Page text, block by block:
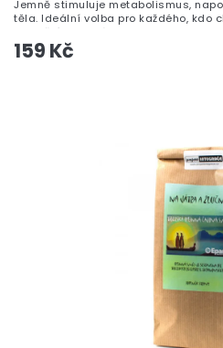
159 Kč
Jemně stimuluje metabolismus,
těla. Ideální volba pro každého, kdo
a vnitřní rovnováhy.